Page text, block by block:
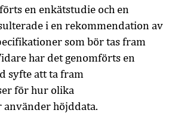
en enkätstudie och en
i en rekommendation av
som bör tas fram
har det genomförts en
syfte att ta fram
för hur olika
höjddata.